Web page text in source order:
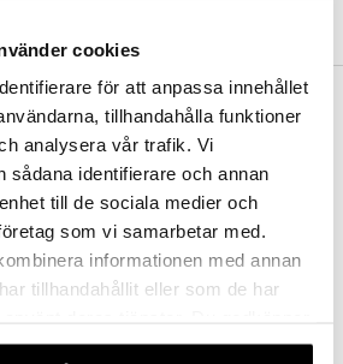
cookies
för att anpassa innehållet
tillhandahålla funktioner
analysera vår trafik. Vi
sådana identifierare och annan
till de sociala medier och
som vi samarbetar med.
informationen med annan
tillhandahållit eller som de har
användande av vår webbplats.
FRAKT FRA KR 350
grensen for fri frakt ut fra hvilken(e)
du handler fra. Les mer »
LEVERANSER
sendes normalt ut samme dag.
TRYGGE KJØP
direktebetaling og kundekonto.